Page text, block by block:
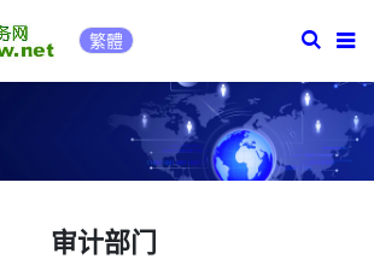
繁體
审计部门